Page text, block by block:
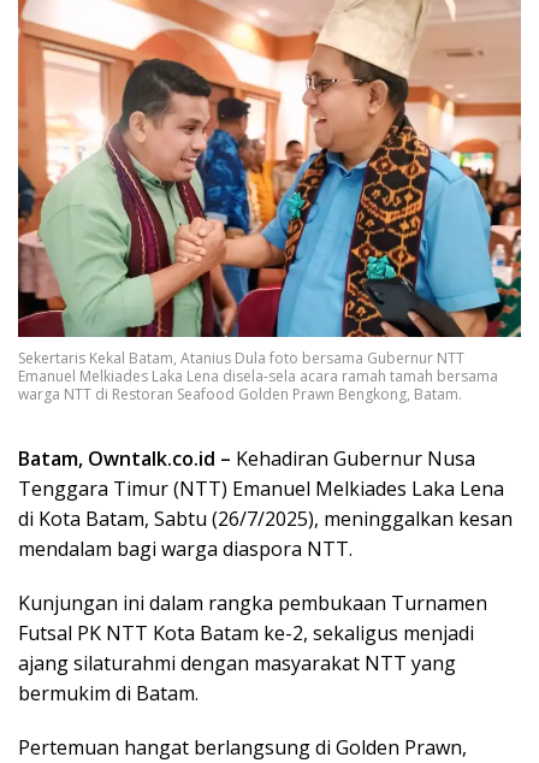
Sekertaris Kekal Batam, Atanius Dula foto bersama Gubernur NTT
Emanuel Melkiades Laka Lena disela-sela acara ramah tamah bersama
warga NTT di Restoran Seafood Golden Prawn Bengkong, Batam.
Batam, Owntalk.co.id – Kehadiran Gubernur Nusa
Tenggara Timur (NTT) Emanuel Melkiades Laka Lena
di Kota Batam, Sabtu (26/7/2025), meninggalkan kesan
mendalam bagi warga diaspora NTT.
Kunjungan ini dalam rangka pembukaan Turnamen
Futsal PK NTT Kota Batam ke-2, sekaligus menjadi
ajang silaturahmi dengan masyarakat NTT yang
bermukim di Batam.
Pertemuan hangat berlangsung di Golden Prawn,